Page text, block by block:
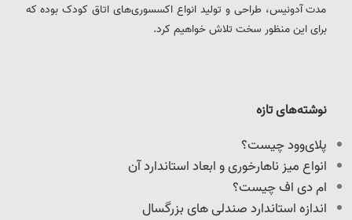
نوشته‌های تازه
پلای‌وود چیست؟
انواع میز ناهارخوری و ابعاد استاندارد آن
ام دی اف چیست؟
اندازه استاندارد صندلی های بزرگسال
مدت آدونیس، طراحی و تولید انواع اکسسوری‌های اتاق کودک بوده که
برای این منظور سخت تلاش خواهیم کرد.